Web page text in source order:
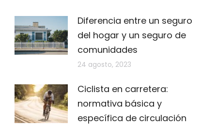
Diferencia entre un seguro
del hogar y un seguro de
comunidades
24 agosto, 2023
Ciclista en carretera:
normativa básica y
específica de circulación